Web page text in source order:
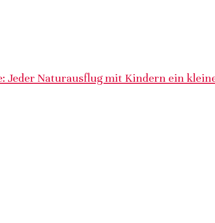
Jeder Naturausflug mit Kindern ein